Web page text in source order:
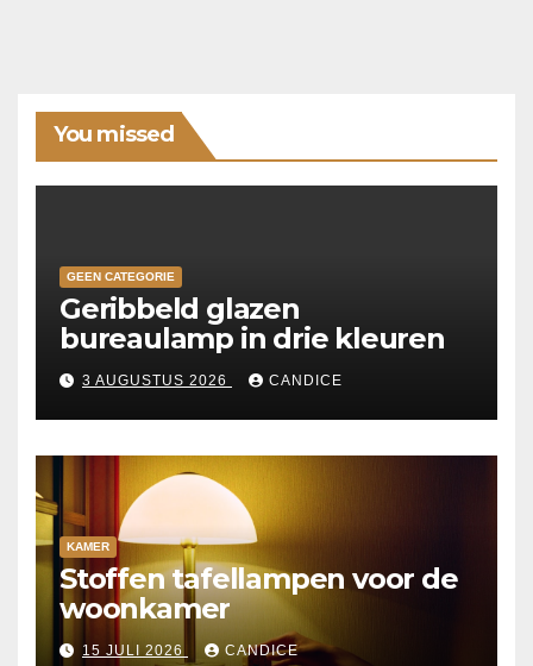
You missed
GEEN CATEGORIE
Geribbeld glazen
bureaulamp in drie kleuren
3 AUGUSTUS 2026 CANDICE
KAMER
Stoffen tafellampen voor de
woonkamer
15 JULI 2026 CANDICE